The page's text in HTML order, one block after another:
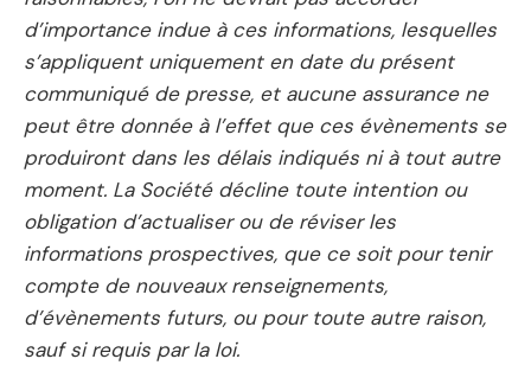
d’importance indue à ces informations, lesquelles
s’appliquent uniquement en date du présent
communiqué de presse, et aucune assurance ne
peut être donnée à l’effet que ces évènements se
produiront dans les délais indiqués ni à tout autre
moment. La Société décline toute intention ou
obligation d’actualiser ou de réviser les
informations prospectives, que ce soit pour tenir
compte de nouveaux renseignements,
d’évènements futurs, ou pour toute autre raison,
sauf si requis par la loi.